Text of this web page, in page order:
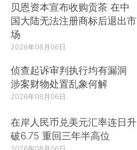
贝恩资本宣布收购贡茶 在中
国大陆无法注册商标后退出市
场
2026年08月06日
侦查起诉审判执行均有漏洞
涉案财物处置乱象何解
2026年08月06日
在岸人民币兑美元汇率连日升
破6.75 重回三年半高位